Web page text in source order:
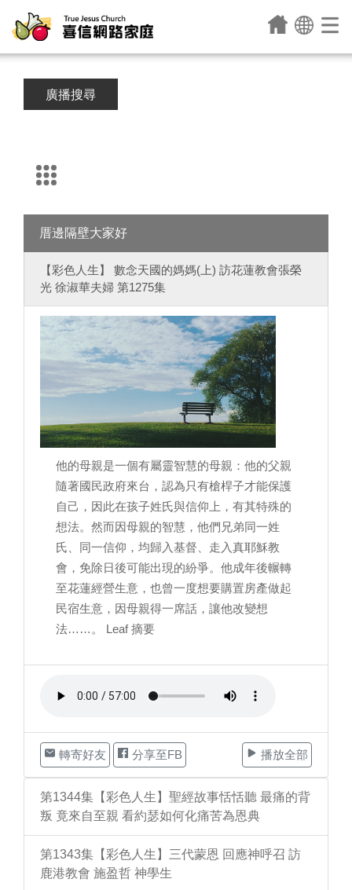
廣播搜尋
厝邊隔壁大家好
【彩色人生】 數念天國的媽媽(上) 訪花蓮教會張榮
光 徐淑華夫婦 第1275集
他的母親是一個有屬靈智慧的母親：他的父親
隨著國民政府來台，認為只有槍桿子才能保護
自己，因此在孩子姓氏與信仰上，有其特殊的
想法。然而因母親的智慧，他們兄弟同一姓
氏、同一信仰，均歸入基督、走入真耶穌教
會，免除日後可能出現的紛爭。他成年後輾轉
至花蓮經營生意，也曾一度想要購置房產做起
民宿生意，因母親得一席話，讓他改變想
法……。 Leaf 摘要
轉寄好友 分享至FB 播放全部
第1344集【彩色人生】聖經故事恬恬聽 最痛的背
叛 竟來自至親 看約瑟如何化痛苦為恩典
第1343集【彩色人生】三代蒙恩 回應神呼召 訪
鹿港教會 施盈哲 神學生